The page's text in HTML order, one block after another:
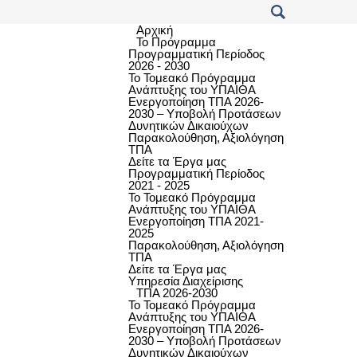
Αρχική
Το Πρόγραμμα
Προγραμματική Περίοδος
2026 - 2030
Το Τομεακό Πρόγραμμα
Ανάπτυξης του ΥΠΑΙΘΑ
Ενεργοποίηση ΤΠΑ 2026-
2030 – Υποβολή Προτάσεων
Δυνητικών Δικαιούχων
Παρακολούθηση, Αξιολόγηση
ΤΠΑ
Δείτε τα Έργα μας
Προγραμματική Περίοδος
2021 - 2025
Το Τομεακό Πρόγραμμα
Ανάπτυξης του ΥΠΑΙΘΑ
Ενεργοποίηση ΤΠΑ 2021-
2025
Παρακολούθηση, Αξιολόγηση
ΤΠΑ
Δείτε τα Έργα μας
Υπηρεσία Διαχείρισης
ΤΠΑ 2026-2030
Το Τομεακό Πρόγραμμα
Ανάπτυξης του ΥΠΑΙΘΑ
Ενεργοποίηση ΤΠΑ 2026-
2030 – Υποβολή Προτάσεων
Δυνητικών Δικαιούχων